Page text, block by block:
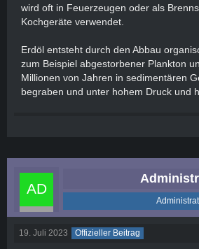
wird oft in Feuerzeugen oder als
Kochgeräte verwendet.
Erdöl entsteht durch den Abbau
zum Beispiel abgestorbener Plankton
Millionen von Jahren in sedimentären
begraben und unter hohem Druck und
19. Juli 2023 Offizieller Beitrag